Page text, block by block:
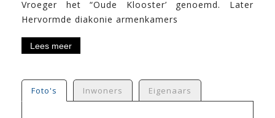
Vroeger het “Oude Klooster’ genoemd. Later
Hervormde diakonie armenkamers
Lees meer
Foto's Inwoners Eigenaars